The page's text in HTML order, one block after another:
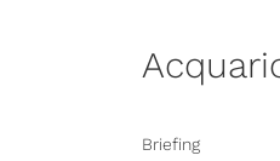
Briefing